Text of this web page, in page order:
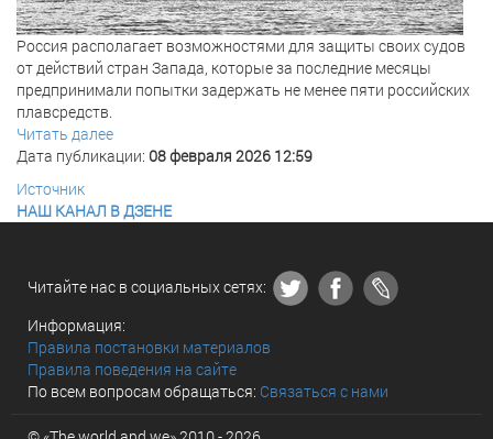
Россия располагает возможностями для защиты своих судов
от действий стран Запада, которые за последние месяцы
предпринимали попытки задержать не менее пяти российских
плавсредств.
Читать далее
Дата публикации: 08 февраля 2026 12:59
Источник
НАШ КАНАЛ В ДЗЕНЕ
Читайте нас в социальных сетях:
Информация:
Правила постановки материалов
Правила поведения на сайте
По всем вопросам обращаться: Связаться с нами